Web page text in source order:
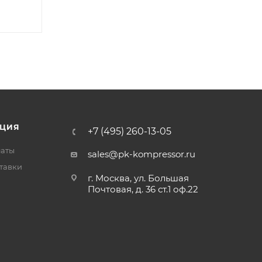
+7 (495) 260-13-05
sales@pk-kompressor.ru
г. Москва, ул. Большая
Почтовая, д. 36 ст.1 оф.22